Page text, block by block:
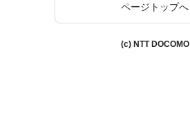
ページトップへ
(c) NTT DOCOMO